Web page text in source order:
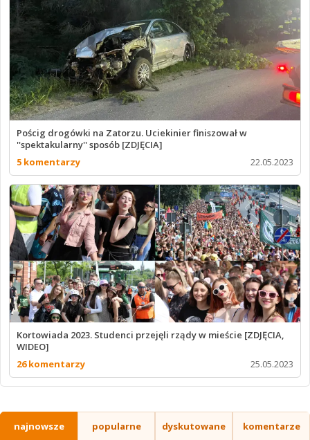
Pościg drogówki na Zatorzu. Uciekinier finiszował w
''spektakularny'' sposób [ZDJĘCIA]
5 komentarzy
22.05.2023
Kortowiada 2023. Studenci przejęli rządy w mieście [ZDJĘCIA,
WIDEO]
26 komentarzy
25.05.2023
najnowsze popularne dyskutowane komentarze